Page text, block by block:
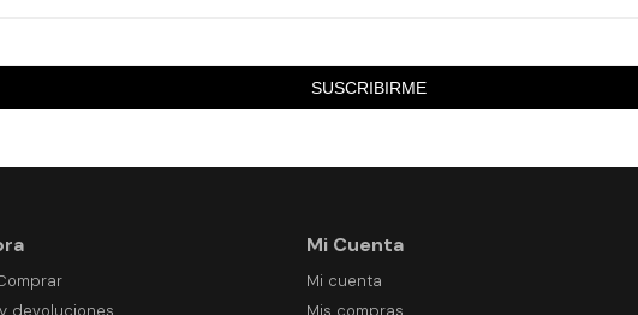
SUSCRIBIRME
devoluciones
Mi Cuenta
Mi cuenta
Mis compras